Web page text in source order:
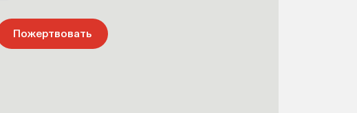
Пожертвовать